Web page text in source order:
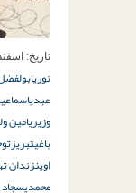
تاریخ: اسفند 21ام,
نوری
عبدی
وزیریامین
باغیتبریز
اوینزندان
محمدی